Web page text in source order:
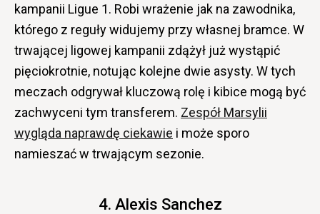
kampanii Ligue 1. Robi wrażenie jak na zawodnika,
którego z reguły widujemy przy własnej bramce. W
trwającej ligowej kampanii zdążył już wystąpić
pięciokrotnie, notując kolejne dwie asysty. W tych
meczach odgrywał kluczową rolę i kibice mogą być
zachwyceni tym transferem. Zespół Marsylii
wygląda naprawdę ciekawie i może sporo
namieszać w trwającym sezonie.
4. Alexis Sanchez